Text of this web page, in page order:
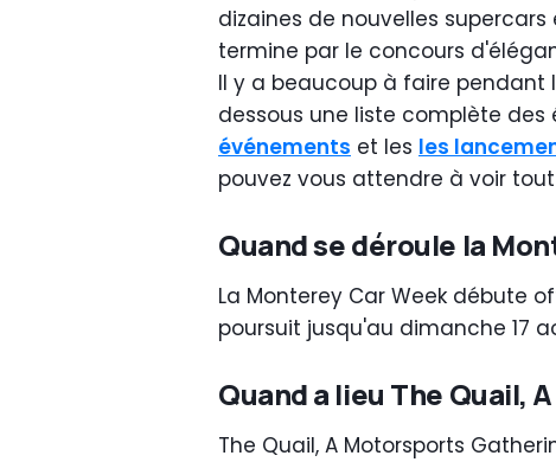
dizaines de nouvelles
termine par le concours
Il y a beaucoup à faire pendant
dessous une liste complète des
événements et les les
pouvez vous attendre à voir
Quand se déroule la
La Monterey Car Week débute
poursuit jusqu'au dimanche 17
Quand a lieu The Quail,
The Quail, A Motorsports